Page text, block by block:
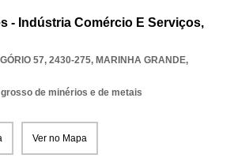
- Indústria Comércio E Serviços,
57, 2430-275, MARINHA GRANDE,
de minérios e de metais
Ver no Mapa